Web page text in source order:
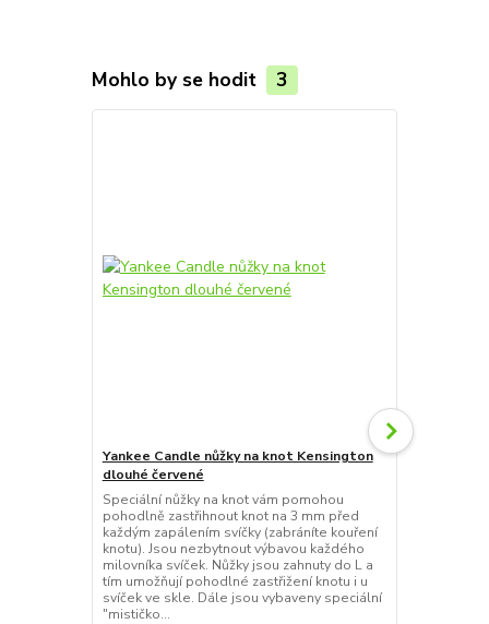
Mohlo by se hodit 3
Yankee Candle nůžky na knot Kensington
dlouhé červené
Speciální nůžky na knot vám pomohou
pohodlně zastřihnout knot na 3 mm před
každým zapálením svíčky (zabráníte kouření
knotu). Jsou nezbytnout výbavou každého
milovníka svíček. Nůžky jsou zahnuty do L a
tím umožňují pohodlné zastřižení knotu i u
svíček ve skle. Dále jsou vybaveny speciální
"mističko...